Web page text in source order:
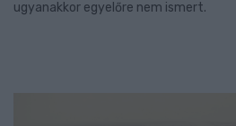
ugyanakkor egyelőre nem ismert.